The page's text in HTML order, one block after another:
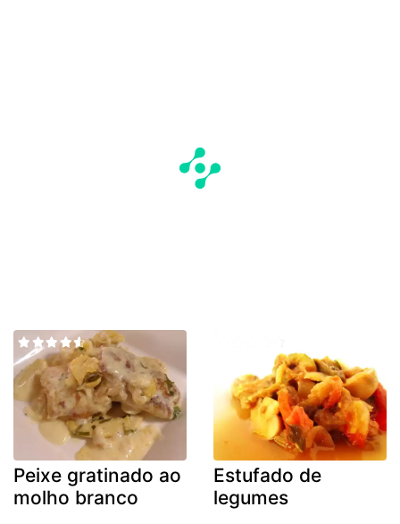
Peixe gratinado ao
molho branco
Estufado de
legumes